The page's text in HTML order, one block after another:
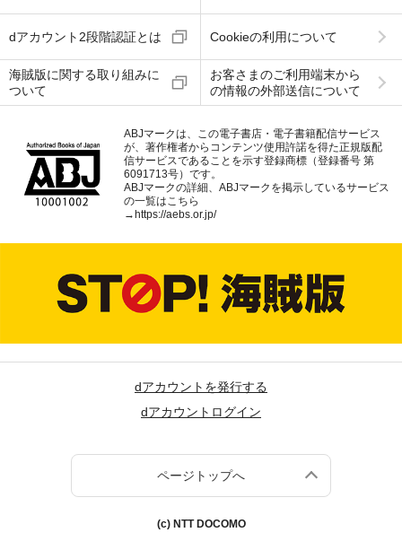
dアカウント2段階認証とは Cookieの利用について
海賊版に関する取り組みに
ついて
お客さまのご利用端末から
の情報の外部送信について
ABJマークは、この電子書店・電子書籍配信サービス
が、著作権者からコンテンツ使用許諾を得た正規版配
信サービスであることを示す登録商標（登録番号 第
6091713号）です。
ABJマークの詳細、ABJマークを掲示しているサービス
の一覧はこちら
→ https://aebs.or.jp/
dアカウントを発行する
dアカウントログイン
ページトップへ
(c) NTT DOCOMO